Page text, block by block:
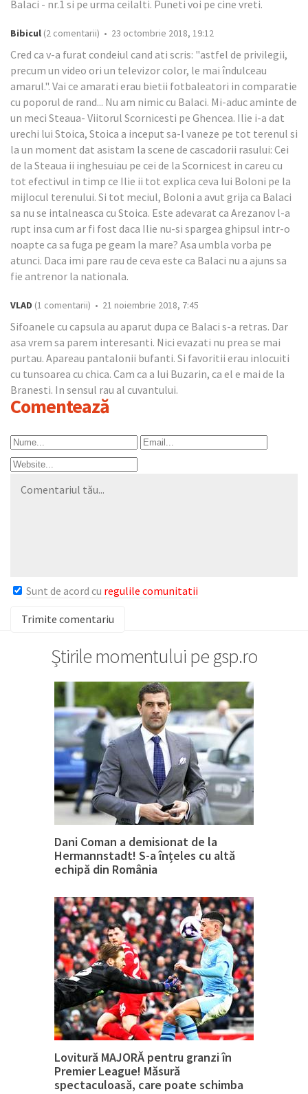
Balaci - nr.1 si pe urma ceilalti. Puneti voi pe cine vreti.
Bibicul (2 comentarii) • 23 octombrie 2018, 19:12
Cred ca v-a furat condeiul cand ati scris: "astfel de privilegii,
precum un video ori un televizor color, le mai îndulceau
amarul.". Vai ce amarati erau bietii fotbaleatori in comparatie
cu poporul de rand... Nu am nimic cu Balaci. Mi-aduc aminte de
un meci Steaua- Viitorul Scornicesti pe Ghencea. Ilie i-a dat
urechi lui Stoica, Stoica a inceput sa-l vaneze pe tot terenul si
la un moment dat asistam la scene de cascadorii rasului: Cei
de la Steaua ii inghesuiau pe cei de la Scornicest in careu cu
tot efectivul in timp ce Ilie ii tot explica ceva lui Boloni pe la
mijlocul terenului. Si tot meciul, Boloni a avut grija ca Balaci
sa nu se intalneasca cu Stoica. Este adevarat ca Arezanov l-a
rupt insa cum ar fi fost daca Ilie nu-si spargea ghipsul intr-o
noapte ca sa fuga pe geam la mare? Asa umbla vorba pe
atunci. Daca imi pare rau de ceva este ca Balaci nu a ajuns sa
fie antrenor la nationala.
VLAD (1 comentarii) • 21 noiembrie 2018, 7:45
Sifoanele cu capsula au aparut dupa ce Balaci s-a retras. Dar
asa vrem sa parem interesanti. Nici evazati nu prea se mai
purtau. Apareau pantalonii bufanti. Si favoritii erau inlocuiti
cu tunsoarea cu chica. Cam ca a lui Buzarin, ca el e mai de la
Branesti. In sensul rau al cuvantului.
Comentează
Sunt de acord cu regulile comunitatii
Știrile momentului pe gsp.ro
Dani Coman a demisionat de la
Hermannstadt! S-a înțeles cu altă
echipă din România
Lovitură MAJORĂ pentru granzi în
Premier League! Măsură
spectaculoasă, care poate schimba